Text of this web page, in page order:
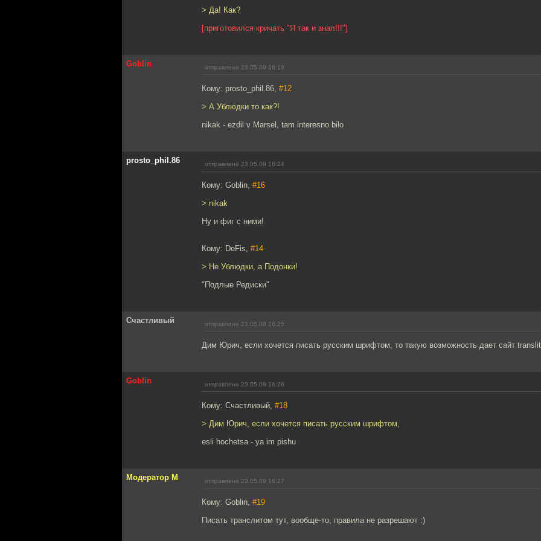
> Да! Как?
[приготовился кричать "Я так и знал!!!"]
Goblin отправлено 23.05.09 16:19
Кому: prosto_phil.86, #12
> А Ублюдки то как?!
nikak - ezdil v Marsel, tam interesno bilo
prosto_phil.86 отправлено 23.05.09 16:24
Кому: Goblin, #16
> nikak
Ну и фиг с ними!
Кому: DeFis, #14
> Не Ублюдки, а Подонки!
"Подлые Редиски"
Счастливый отправлено 23.05.09 16:25
Дим Юрич, если хочется писать русским шрифтом, то такую возможность дает сайт
Goblin отправлено 23.05.09 16:26
Кому: Счастливый, #18
> Дим Юрич, если хочется писать русским шрифтом,
esli hochetsa - ya im pishu
Модератор М отправлено 23.05.09 16:27
Кому: Goblin, #19
Писать транслитом тут, вообще-то, правила не разрешают :)